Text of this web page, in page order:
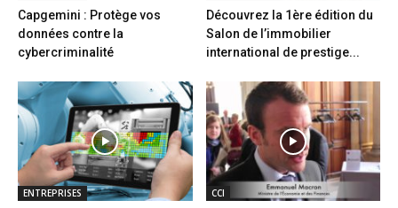
Capgemini : Protège vos
données contre la
cybercriminalité
Découvrez la 1ère édition du
Salon de l’immobilier
international de prestige...
ENTREPRISES CCI